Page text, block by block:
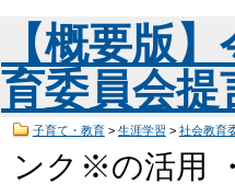
【概要版
育委員会
子育て・教育> 生涯学習 > 社会教育
ンク※の活用